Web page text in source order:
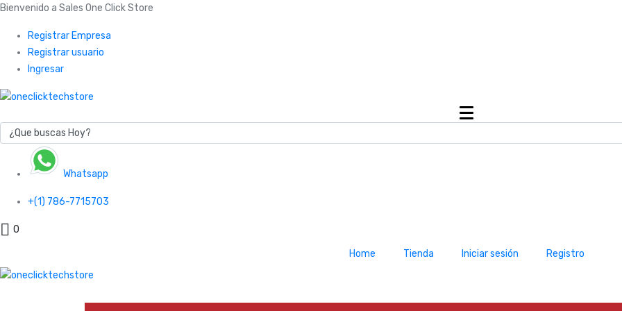
Bienvenido a Sales One Click Store
Registrar Empresa
Registrar usuario
Ingresar
Whatsapp
+(1) 786-7715703
0
Home Tienda Iniciar sesión Registro